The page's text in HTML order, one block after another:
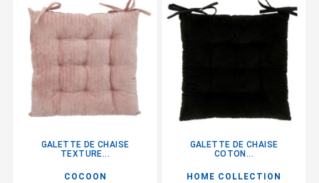
GALETTE DE CHAISE
TEXTURE...
COCOON
GALETTE DE CHAISE
COTON...
HOME COLLECTION